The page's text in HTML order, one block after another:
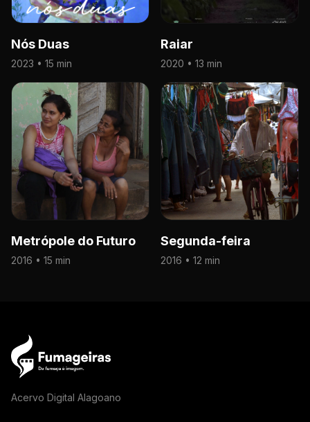
Nós Duas
2023 • 15 min
Raiar
2020 • 13 min
Metrópole do Futuro
2016 • 15 min
Segunda-feira
2016 • 12 min
Acervo Digital Alagoano